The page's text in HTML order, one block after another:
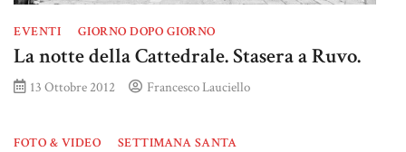
EVENTI GIORNO DOPO GIORNO
La notte della Cattedrale. Stasera a Ruvo.
13 Ottobre 2012 Francesco Lauciello
FOTO & VIDEO SETTIMANA SANTA